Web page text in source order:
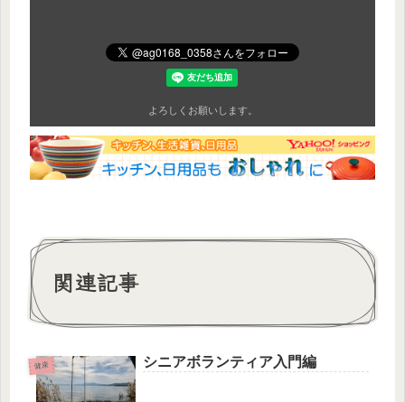
よろしくお願いします。
関連記事
健康 シニアボランティア入門編